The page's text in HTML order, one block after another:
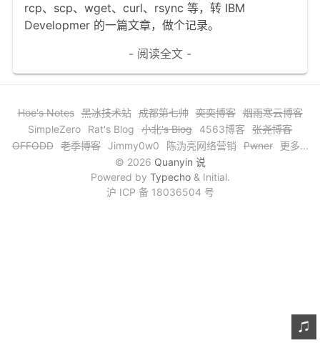
只言片语
谷歌站内搜索
友情链接
赞赏与支持
rcp、scp、wget、curl、rsync 等，转 IBM
Developmer 的一篇文章，做个记录。
- 阅读全文 -
Hoe's Notes 黑冰技术站 成都第七帅 奕奕博客 烟雨寒云博客
SimpleZero
Rat's Blog 小北's Blog 4563博客
张尧博客
OFFODD 老季博客 Jimmy0w0 陈沩亮网络营销 Pwner
更多...
© 2026 Quanyin 说
Powered by Typecho& Initial.
沪 ICP 备 18036504 号